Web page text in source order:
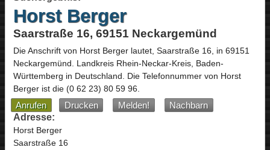
Horst Berger
Saarstraße 16, 69151 Neckargemünd
Die Anschrift von Horst Bergerlautet, Saarstraße 16, in 69151
Neckargemünd. Landkreis Rhein-Neckar-Kreis, Baden-
Württemberg in Deutschland. Die Telefonnummer von Horst
Berger ist die (0 62 23) 80 59 96.
Anrufen Drucken Melden!
Nachbarn
Adresse:
Horst Berger
Saarstraße 16